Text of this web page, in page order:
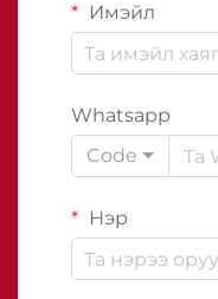
Имэйл
Whatsapp
Code
Нэр